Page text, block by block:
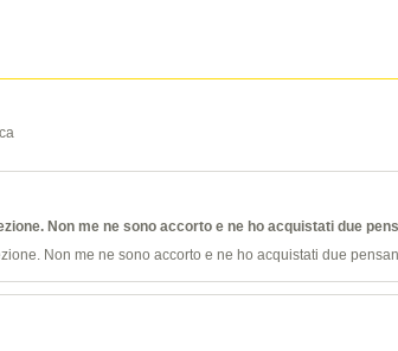
Non me ne sono accorto e ne ho acquistati due
Non me ne sono accorto e ne ho acquistati due